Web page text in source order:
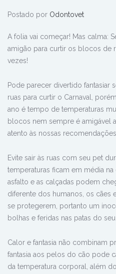
Postado por Odontovet
A folia vai começar! Mas calma:
amigão para curtir os blocos de
vezes!
Pode parecer divertido fantasiar
ruas para curtir o Carnaval,
ano é tempo de temperaturas
blocos nem sempre é amigável
atento às nossas
Evite sair às ruas com seu pet
temperaturas ficam em média
asfalto e as calçadas podem
diferente dos humanos, os cães
se protegerem, portanto um
bolhas e feridas nas patas do
Calor e fantasia não combinam
fantasia aos pelos do cão pode
da temperatura corporal, além